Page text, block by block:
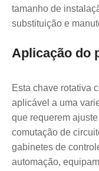
tamanho de
substituição e
Aplicação do
Esta chave rotativa
aplicável a uma
que requerem
comutação de
gabinetes de
automação,